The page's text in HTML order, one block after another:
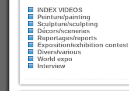
INDEX VIDEOS
Peinture/painting
Sculpture/sculpting
Décors/sceneries
Reportages/reports
Exposition/exhibition contest
Divers/various
World expo
Interview